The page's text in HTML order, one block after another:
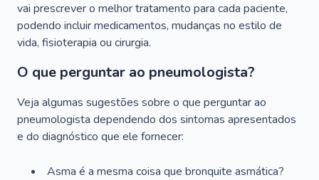
vai prescrever o melhor tratamento para cada paciente,
podendo incluir medicamentos, mudanças no estilo de
vida, fisioterapia ou cirurgia.
O que perguntar ao pneumologista?
Veja algumas sugestões sobre o que perguntar ao
pneumologista dependendo dos sintomas apresentados
e do diagnóstico que ele fornecer:
Asma é a mesma coisa que bronquite asmática?